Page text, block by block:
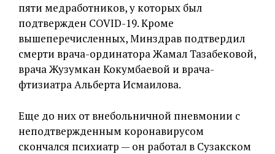
пяти медработников, у которых был
подтвержден COVID-19. Кроме
вышеперечисленных, Минздрав подтвердил
смерти врача-ординатора Жамал Тазабековой,
врача Жузумкан Кокумбаевой и врача-
фтизиатра Альберта Исмаилова.
Еще до них от внебольничной пневмонии с
неподтвержденным коронавирусом
скончался психиатр — он работал в Сузакском